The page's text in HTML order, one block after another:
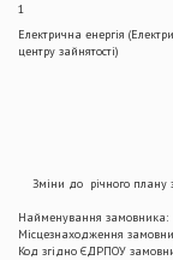
1
Електрична енергія
центру зайнятості)
Зміни до річного плану
Найменування замовника:
Місцезнаходження
Код згідно ЄДРПОУ